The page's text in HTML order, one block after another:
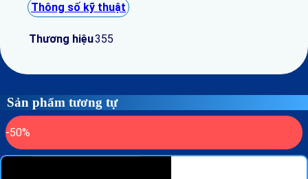
Thông số kỹ thuật
Thương hiệu355
Sản phẩm tương tự
-50%